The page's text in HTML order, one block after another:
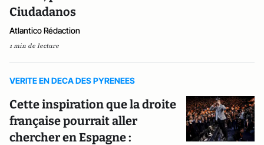
Ciudadanos
Atlantico Rédaction
1 min de lecture
VERITE EN DECA DES PYRENEES
Cette inspiration que la droite
française pourrait aller
chercher en Espagne :